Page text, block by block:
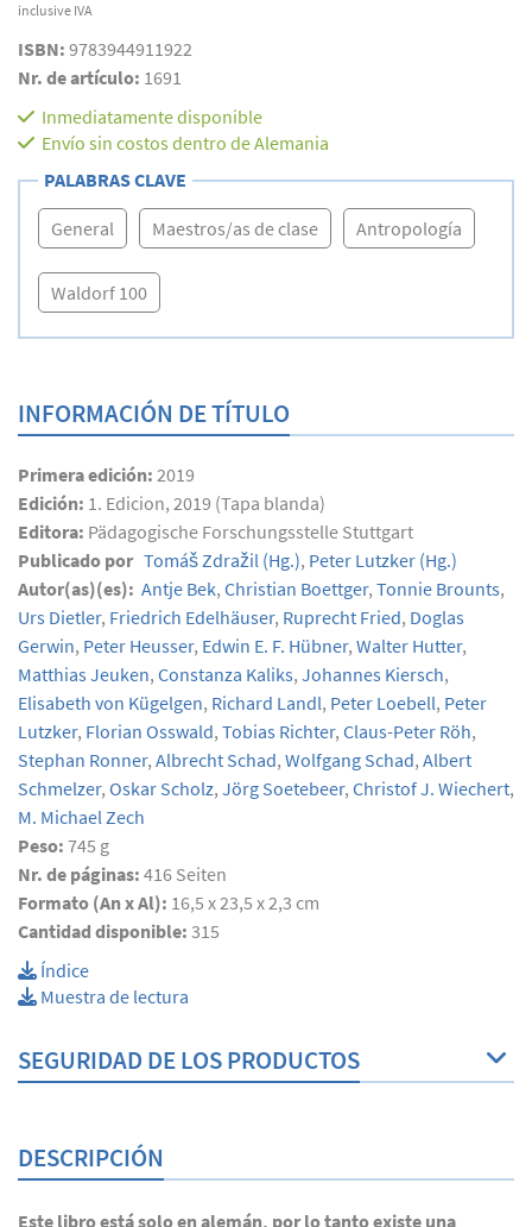
inclusive IVA
ISBN: 9783944911922
Nr. de artículo: 1691
Inmediatamente disponible
Envío sin costos dentro de Alemania
PALABRAS CLAVE
General Maestros/as de clase Antropología
Waldorf 100
INFORMACIÓN DE TÍTULO
Primera edición: 2019
Edición: 1. Edicion, 2019 (Tapa blanda)
Editora: Pädagogische Forschungsstelle Stuttgart
Publicado por Tomáš Zdražil (Hg.), Peter Lutzker (Hg.)
Autor(as)(es): Antje Bek, Christian Boettger, Tonnie Brounts,
Urs Dietler, Friedrich Edelhäuser, Ruprecht Fried, Doglas
Gerwin, Peter Heusser, Edwin E. F. Hübner, Walter Hutter,
Matthias Jeuken, Constanza Kaliks, Johannes Kiersch,
Elisabeth von Kügelgen, Richard Landl, Peter Loebell, Peter
Lutzker, Florian Osswald, Tobias Richter, Claus-Peter Röh,
Stephan Ronner, Albrecht Schad, Wolfgang Schad, Albert
Schmelzer, Oskar Scholz, Jörg Soetebeer, Christof J. Wiechert,
M. Michael Zech
Peso: 745 g
Nr. de páginas: 416 Seiten
Formato (An x Al): 16,5 x 23,5 x 2,3 cm
Cantidad disponible: 315
Índice
Muestra de lectura
SEGURIDAD DE LOS PRODUCTOS
DESCRIPCIÓN
Este libro está solo en alemán, por lo tanto existe una